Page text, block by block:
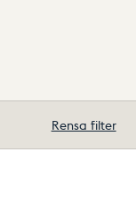
Rensa filter